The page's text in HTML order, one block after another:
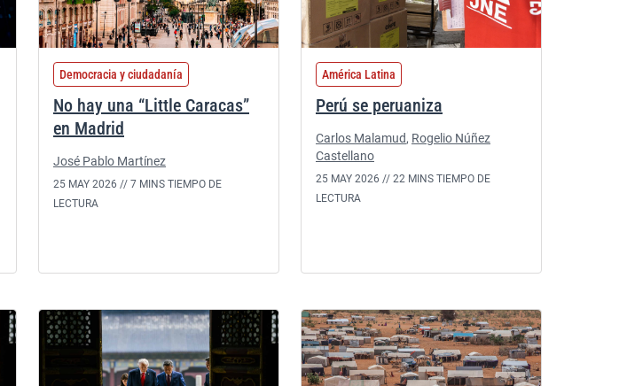
Democracia y ciudadanía
No hay una “Little Caracas”
en Madrid
José Pablo Martínez
25 MAY 2026 // 7 MINS TIEMPO DE
LECTURA
América Latina
Perú se peruaniza
Carlos Malamud, Rogelio Núñez
Castellano
25 MAY 2026 // 22 MINS TIEMPO DE
LECTURA